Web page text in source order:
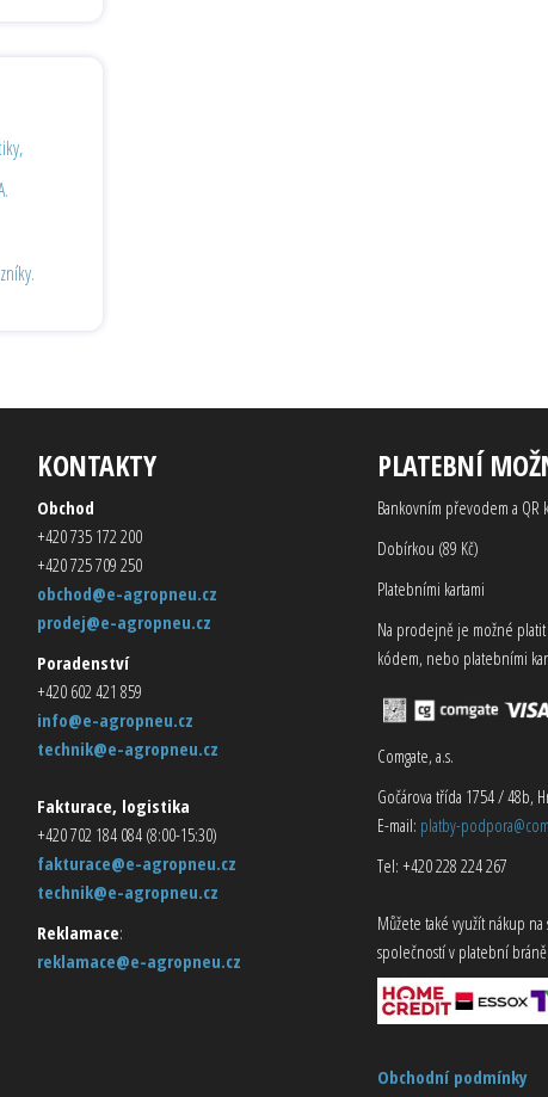
KONTAKTY
Obchod
+420 735 172 200
+420 725 709 250
obchod@e-agropneu.cz
prodej@e-agropneu.cz
Poradenství
+420 602 421 859
info@e-agropneu.cz
technik@e-agropneu.cz
Fakturace, logistika
+420 702 184 084 (8:00-15:30)
fakturace@e-agropneu.cz
technik@e-agropneu.cz
Reklamace:
reklamace@e-agropneu.cz
PLATEBNÍ
Bankovním převodem a
Dobírkou (89 Kč)
Platebními kartami
Na prodejně je možné platit
kódem, nebo platebními
Comgate, a.s.
Gočárova třída 1754 / 48b,
E-mail: platby-
Tel: +420 228 224 267
Můžete také využít nákup
společností v platební bráně
Obchodní podmínky